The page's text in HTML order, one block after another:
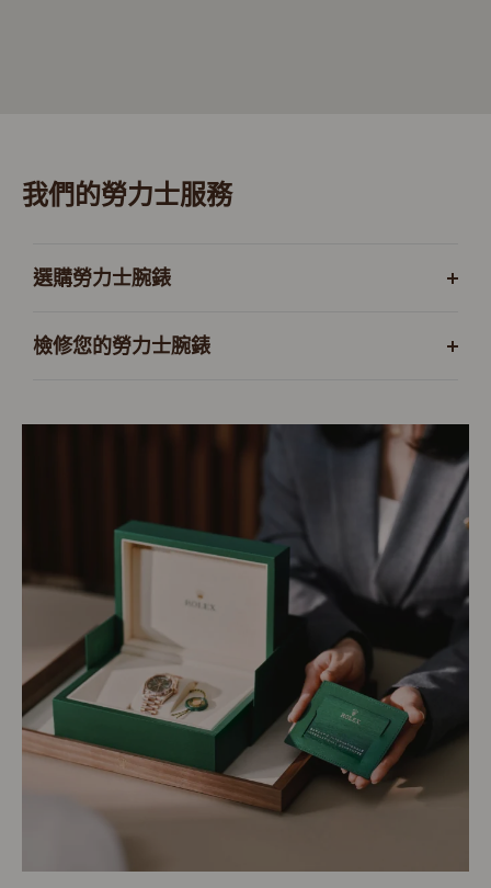
我們的勞力士服務
選購勞力士腕錶
檢修您的勞力士腕錶